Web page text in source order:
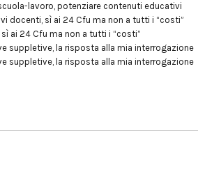
lavoro, potenziare contenuti educativi
docenti, sì ai 24 Cfu ma non a tutti i “costi”
ai 24 Cfu ma non a tutti i “costi”
suppletive, la risposta alla mia interrogazione
suppletive, la risposta alla mia interrogazione